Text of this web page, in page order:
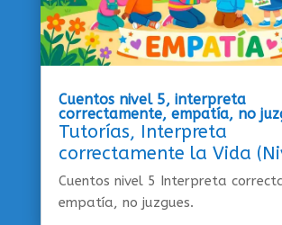
Cuentos nivel 5, interpreta
correctamente, empatía, no
Tutorías, Interpreta
correctamente la Vida
Cuentos nivel 5 Interpreta
empatía, no juzgues.